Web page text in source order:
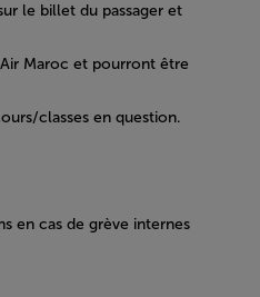
le billet du passager et
Maroc et pourront être
classes en question.
en cas de grève internes